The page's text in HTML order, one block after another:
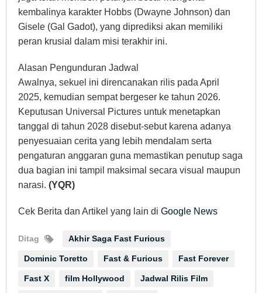
kembalinya karakter Hobbs (Dwayne Johnson) dan
Gisele (Gal Gadot), yang diprediksi akan memiliki
peran krusial dalam misi terakhir ini.
Alasan Pengunduran Jadwal
Awalnya, sekuel ini direncanakan rilis pada April
2025, kemudian sempat bergeser ke tahun 2026.
Keputusan Universal Pictures untuk menetapkan
tanggal di tahun 2028 disebut-sebut karena adanya
penyesuaian cerita yang lebih mendalam serta
pengaturan anggaran guna memastikan penutup saga
dua bagian ini tampil maksimal secara visual maupun
narasi. (YQR)
Cek Berita dan Artikel yang lain di Google News
Ditag Akhir Saga Fast Furious
Dominic Toretto Fast & Furious Fast Forever
Fast X film Hollywood Jadwal Rilis Film